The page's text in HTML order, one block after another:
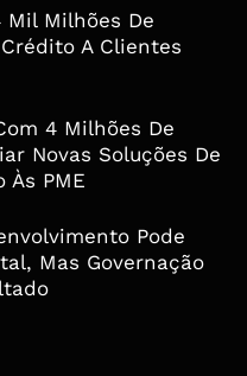
Mil Milhões De
A Clientes
4 Milhões De
Novas Soluções De
Às PME
Pode
Mas Governação